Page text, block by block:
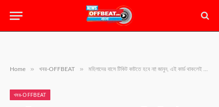
Home » খবর-OFFBEAT » মহিলাদের বাসে টিকিট কাটতে হবে না! জানুন, এই কার্ড থাকলেই দিঘা থেকে দার্জিলিং সফর ফ্রী তে
খবর-OFFBEAT